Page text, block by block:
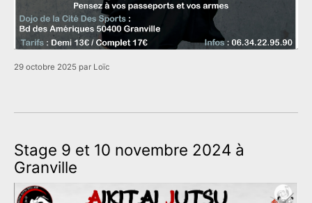
29 octobre 2025 par Loïc
Stage 9 et 10 novembre 2024 à
Granville